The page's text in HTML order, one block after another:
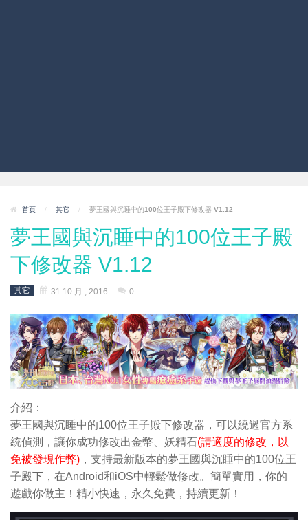
首頁 / 其它 / 夢王國與沉睡中的100位王子殿下修改器 V1.12
夢王國與沉睡中的100位王子殿
下修改器 V1.12
其它 31 10 月 , 2016 0
介紹：
夢王國與沉睡中的100位王子殿下修改器，可以繞過官方系
統偵測，讓你成功修改出金幣 、妖精石(請適度的修改，以
免被發現作弊) ，支持最新版本的夢王國與沉睡中的100位王
子殿下，在Android和iOS中輕鬆做修改。簡單實用，你的
遊戲你做主！精小快速，永久免費，持續更新！